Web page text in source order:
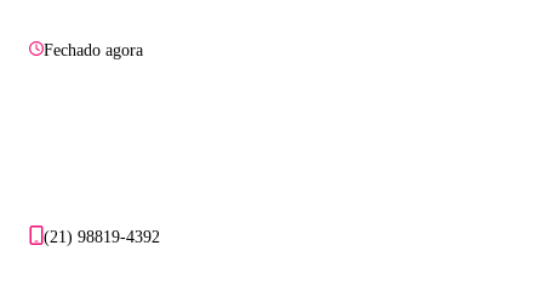
Fechado agora
(21) 98819-4392